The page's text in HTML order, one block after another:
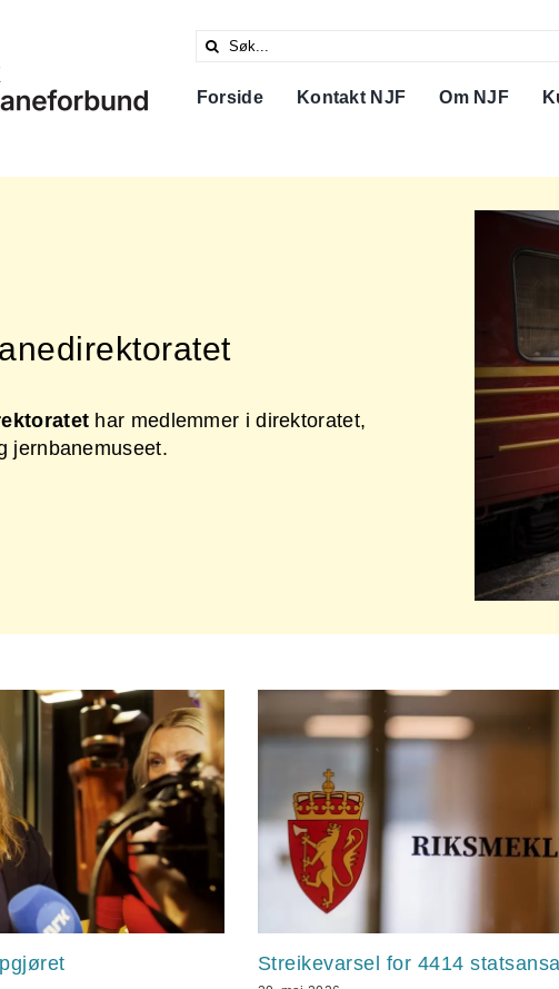
Search
Forside
Kontakt NJF Om NJF
har medlemmer i direktoratet,
jernbanemuseet.
Streikevarsel for 4414